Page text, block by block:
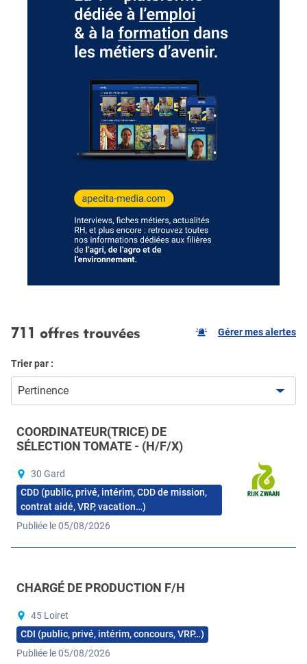
711 offres trouvées Gérer mes alertes
Trier par :
Pertinence
COORDINATEUR(TRICE) DE
SÉLECTION TOMATE - (H/F/X)
30 Gard
CDD (public, privé, intérim, CDD de mission,
contrat aidé, VRP, vacation…)
Publiée le 05/08/2026
CHARGÉ DE PRODUCTION F/H
45 Loiret
CDI (public, privé, intérim, concours, VRP…)
Publiée le 05/08/2026